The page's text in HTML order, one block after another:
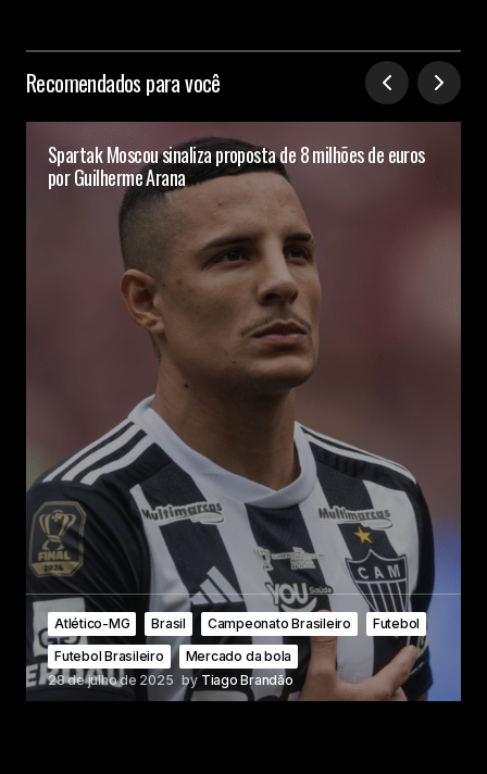
Recomendados para você
Spartak Moscou sinaliza proposta de 8 milhões de euros
por Guilherme Arana
Atlético-MG Brasil Campeonato Brasileiro
Futebol
Futebol Brasileiro
Mercado da bola
28 de julho de 2025 by Tiago Brandão